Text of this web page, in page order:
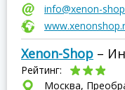
info@xenon-
Xenon-Shop –
Рейтинг:
Москва,